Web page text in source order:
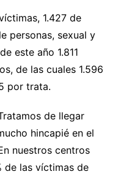
1.427 de
personas, sexual y
este año 1.811
de las cuales 1.596
por trata.
de llegar
hincapié en el
nuestros centros
de las víctimas de